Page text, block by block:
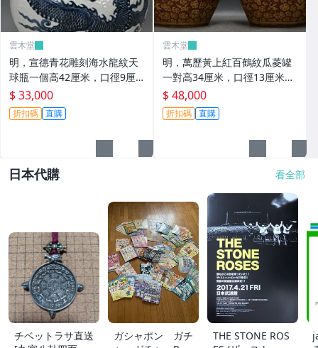
雲木堂
明，宣德青花雕刻海水龍紋天
球瓶一個高42厘米，口徑9厘
米，肚徑32.5厘米，底徑17.5
厘米。
$ 33,000
折扣碼 直購
雲木堂
明，萬歷黃上紅百鶴紋瓜菱罐
一對高34厘米，口徑13厘米，
肚徑27.5厘米，底徑15.5厘
米。
$ 48,000
折扣碼 直購
日本代購 看全部
チベットラサ直送
ガシャポン ガチ
THE STONE ROS